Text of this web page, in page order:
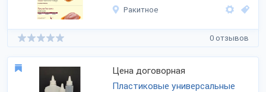
Ракитное
0 отзывов
Цена договорная
Пластиковые универсальные